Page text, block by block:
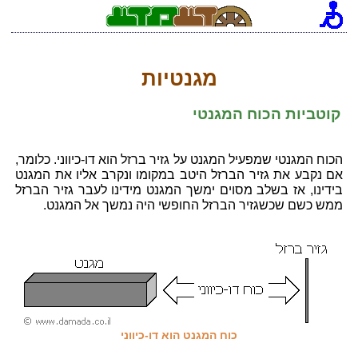
מגנטיות
קוטביות הכוח המגנטי
הכוח המגנטי שמפעיל המגנט על גזיר ברזל הוא דו-כיווני. כלומר,
אם נקבע את גזיר הברזל היטב במקומו ונקרב אליו את המגנט
בידינו, אז בשלב מסוים ימשך המגנט מידינו לעבר גזיר הברזל
ממש כשם שכשגזיר הברזל החופשי היה נמשך אל המגנט.
כוח המגנט הוא דו-כיווני